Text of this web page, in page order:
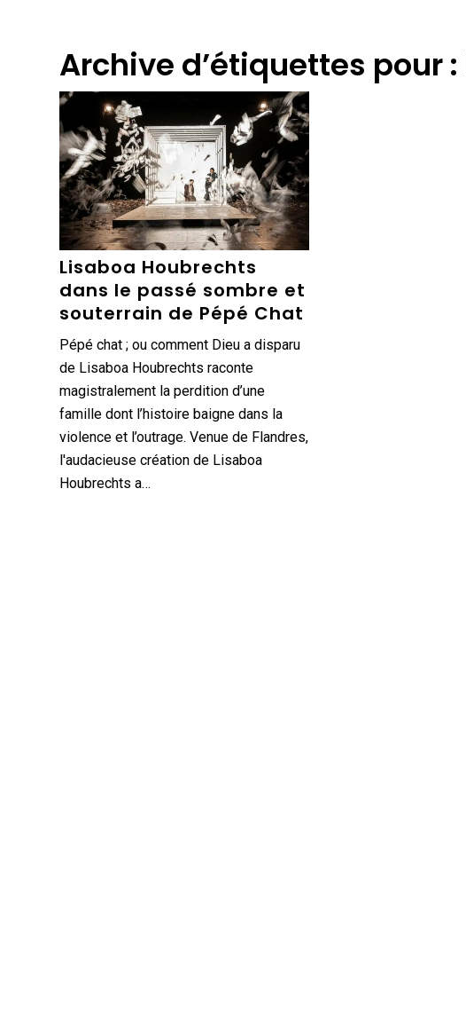
Archive d’étiquettes pour :
Lisaboa Houbrechts
dans le passé sombre et
souterrain de Pépé Chat
Pépé chat ; ou comment Dieu a disparu
de Lisaboa Houbrechts raconte
magistralement la perdition d’une
famille dont l’histoire baigne dans la
violence et l’outrage. Venue de Flandres,
l'audacieuse création de Lisaboa
Houbrechts a…